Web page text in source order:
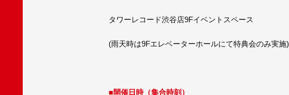
タワーレコード渋谷店9Fイベントスペース
(雨天時は9Fエレベーターホールにて特典会のみ実施)
■開催日時（集合時刻）